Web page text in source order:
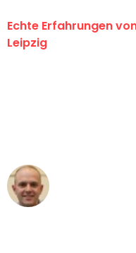
Echte Erfahrungen
Leipzig